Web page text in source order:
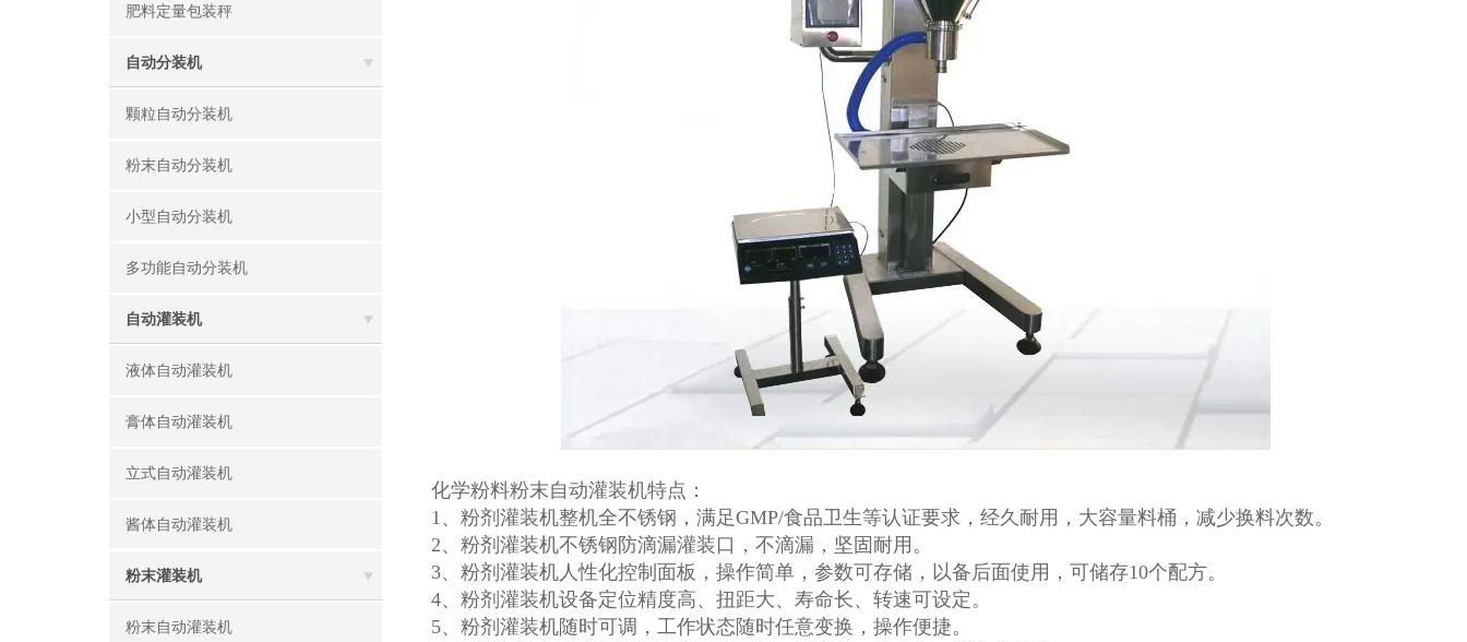
肥料定量包装秤
自动分装机
颗粒自动分装机
粉末自动分装机
小型自动分装机
多功能自动分装机
自动灌装机
液体自动灌装机
膏体自动灌装机
立式自动灌装机
酱体自动灌装机
粉末灌装机
粉末自动灌装机
化学粉料粉末自动灌装机特点：
1、粉剂灌装机整机全不锈钢，满足GMP/食品卫生等认证要求，经久耐用，大容量料桶，减少换料次数。
2、粉剂灌装机不锈钢防滴漏灌装口，不滴漏，坚固耐用。
3、粉剂灌装机人性化控制面板，操作简单，参数可存储，以备后面使用，可储存10个配方。
4、粉剂灌装机设备定位精度高、扭距大、寿命长、转速可设定。
5、粉剂灌装机随时可调，工作状态随时任意变换，操作便捷。